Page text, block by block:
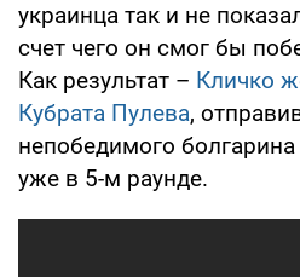
украинца так и не
счет чего он смог бы
Как результат – Кличко
Кубрата Пулева,
непобедимого болгарина
уже в 5-м раунде.